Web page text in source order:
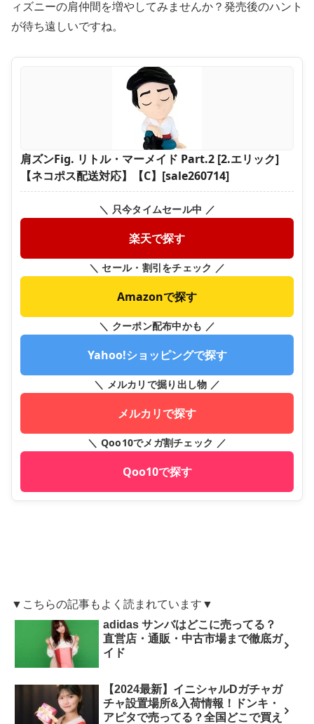
ィズニーの肩仲間を増やしてみませんか？発売後のハント
が待ち遠しいですね。
肩ズンFig. リトル・マーメイド Part.2 [2.エリック]
【ネコポス配送対応】【C】[sale260714]
＼ 只今タイムセール中 ／
楽天で探す
＼ セール・割引をチェック ／
Amazonで探す
＼ クーポン配布中かも ／
Yahoo!ショッピングで探す
＼ メルカリで掘り出し物 ／
メルカリで探す
＼ Qoo10でメガ割チェック ／
Qoo10で探す
▼こちらの記事もよく読まれています▼
adidas サンバはどこに売ってる？
直営店・通販・中古市場まで徹底ガ
イド
【2024最新】イニシャルDガチャガ
チャ設置場所&入荷情報！ドンキ・
アピタで売ってる？全国どこで買え